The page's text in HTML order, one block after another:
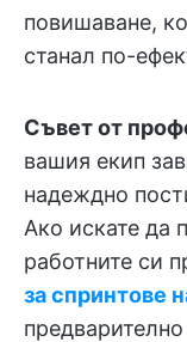
повишаване,
станал по-
Съвет от
вашия екип
надеждно
Ако искате да
работните си
за спринтове